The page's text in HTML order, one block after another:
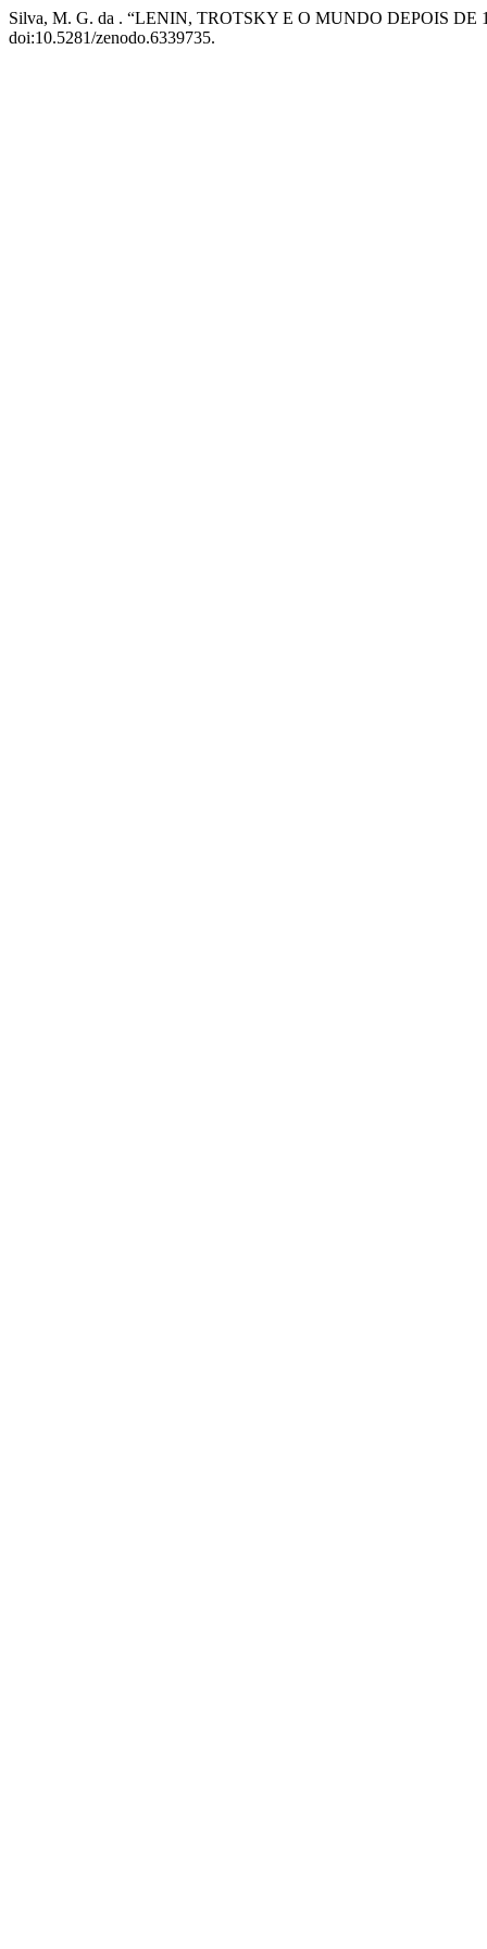
Silva, M. G. da . “LENIN, TROTSKY E O MUNDO DEPOIS DE
doi:10.5281/zenodo.6339735.